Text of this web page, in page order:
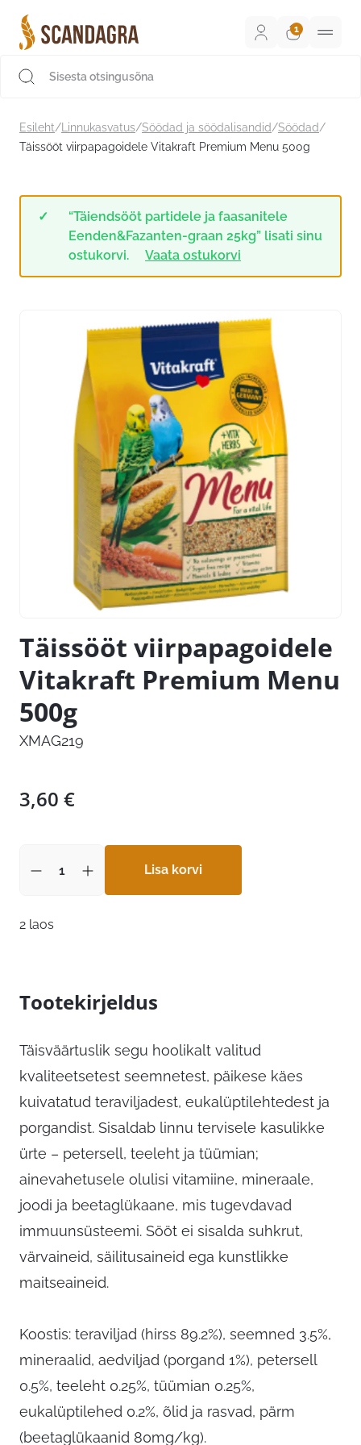
sisu
juurde
Esileht/ Linnukasvatus/Söödad ja söödalisandid/Söödad/
Täissööt viirpapagoidele Vitakraft Premium Menu 500g
“Täiendsööt partidele ja faasanitele
Eenden&Fazanten-graan 25kg” lisati sinu
ostukorvi.
Vaata ostukorvi
Täissööt viirpapagoidele
Vitakraft Premium Menu
500g
XMAG219
3,60 €
Lisa korvi
2 laos
Tootekirjeldus
Täisväärtuslik segu hoolikalt valitud
kvaliteetsetest seemnetest, päikese käes
kuivatatud teraviljadest, eukalüptilehtedest ja
porgandist. Sisaldab linnu tervisele kasulikke
ürte – petersell, teeleht ja tüümian;
ainevahetusele olulisi vitamiine, mineraale,
joodi ja beetaglükaane, mis tugevdavad
immuunsüsteemi. Sööt ei sisalda suhkrut,
värvaineid, säilitusaineid ega kunstlikke
maitseaineid.
Koostis: teraviljad (hirss 89.2%), seemned 3.5%,
mineraalid, aedviljad (porgand 1%), petersell
0.5%, teeleht 0.25%, tüümian 0.25%,
eukalüptilehed 0.2%, õlid ja rasvad, pärm
(beetaglükaanid 80mg/kg).